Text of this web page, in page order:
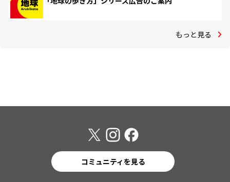
もっと見る
コミュニティを見る